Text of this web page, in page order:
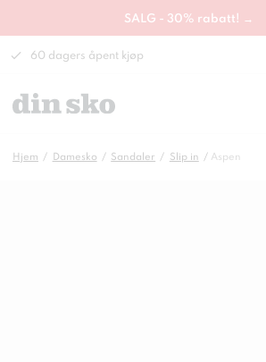
SALG - 30% rabatt! →
60 dagers åpent kjøp
Hjem Damesko Sandaler Slip in Aspen